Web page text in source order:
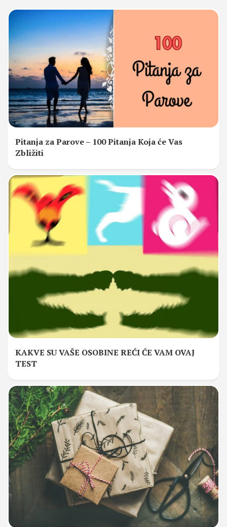
Pitanja za Parove – 100 Pitanja Koja će Vas
Zbližiti
KAKVE SU VAŠE OSOBINE REĆI ĆE VAM OVAJ
TEST